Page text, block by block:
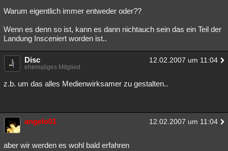
Warum eigentlich immer entweder oder??
Wenn es denn so ist, kann es dann nichtauch sein das ein Teil der
Landung Insceniert worden ist..
Disc 12.02.2007 um 11:04
ehemaliges Mitglied
z.b. um das alles Medienwirksamer zu gestalten..
angelo01 12.02.2007 um 11:04
aber wir werden es wohl bald erfahren